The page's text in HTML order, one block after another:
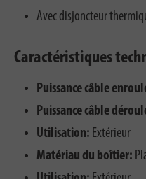
Avec disjoncteur
Caractéristiques
Puissance câble
Puissance câble
Utilisation: Extérieur
Matériau du boîtier: